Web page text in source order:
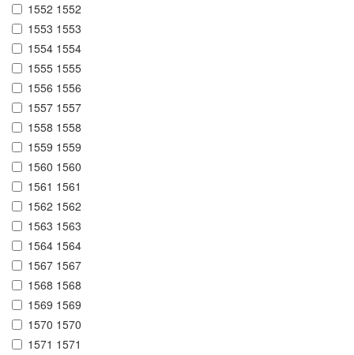
1552 1552
1553 1553
1554 1554
1555 1555
1556 1556
1557 1557
1558 1558
1559 1559
1560 1560
1561 1561
1562 1562
1563 1563
1564 1564
1567 1567
1568 1568
1569 1569
1570 1570
1571 1571